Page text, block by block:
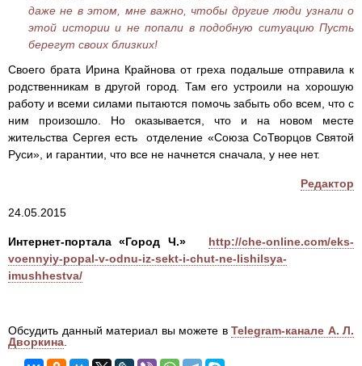
даже не в этом, мне важно, чтобы другие люди узнали о
этой истории и не попали в подобную ситуацию Пусть
берегут своих близких!
Своего брата Ирина Крайнова от греха подальше отправила к
родственникам в другой город. Там его устроили на хорошую
работу и всеми силами пытаются помочь забыть обо всем, что с
ним произошло. Но оказывается, что и на новом месте
жительства Сергея есть отделение «Союза СоТворцов Святой
Руси», и гарантии, что все не начнется сначала, у нее нет.
Редактор
24.05.2015
Интернет-портала «Город Ч.»
http://che-online.com/eks-
voennyiy-popal-v-odnu-iz-sekt-i-chut-ne-lishilsya-
imushhestva/
Обсудить данный материал вы можете в Telegram-канале А. Л.
Дворкина